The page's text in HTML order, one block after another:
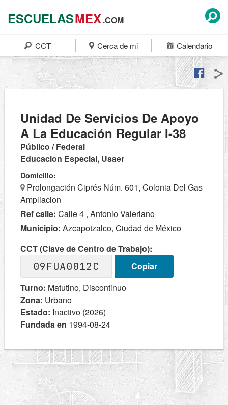
ESCUELASMEX.COM
CCT Cerca de mi Calendario
Unidad De Servicios De Apoyo
A La Educación Regular I-38
Público / Federal
Educacion Especial, Usaer
Domicilio:
Prolongación Ciprés Núm. 601, Colonia Del Gas
Ampliacion
Ref calle: Calle 4 , Antonio Valeriano
Municipio: Azcapotzalco, Ciudad de México
CCT (Clave de Centro de Trabajo):
09FUA0012C
Copiar
Turno: Matutino, Discontinuo
Zona: Urbano
Estado: Inactivo (2026)
Fundada en 1994-08-24